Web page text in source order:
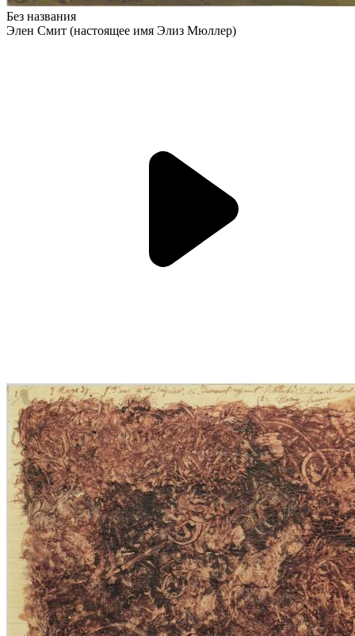
Без названия
Элен Смит (настоящее имя Элиз Мюллер)